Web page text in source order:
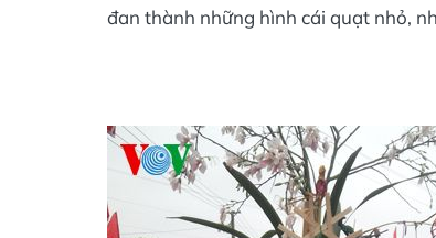
đan thành những hình cái quạt nhỏ,